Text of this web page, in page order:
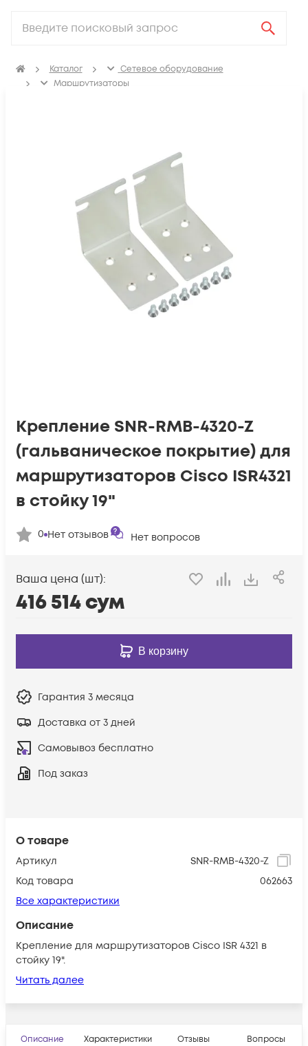
Каталог
Сетевое оборудование
Маршрутизаторы
О товаре
Артикул
SNR-RMB-4320-Z
Код товара
062663
Все характеристики
Описание
Крепление для маршрутизаторов Cisco ISR 4321 в
стойку 19".
Читать далее
Крепление SNR-RMB-4320-Z
(гальваническое покрытие) для
маршрутизаторов Cisco ISR4321
в стойку 19"
0 Нет отзывов Нет вопросов
Ваша цена (шт):
416 514сум
В корзину
Гарантия 3 месяца
Доставка от 3 дней
Самовывоз бесплатно
Под заказ
Описание Характеристики Отзывы Вопросы